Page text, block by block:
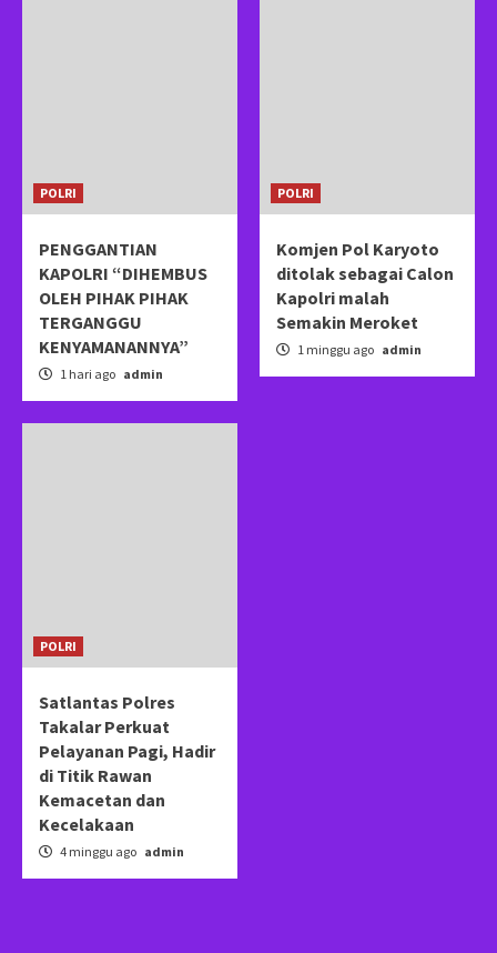
POLRI
PENGGANTIAN
KAPOLRI “DIHEMBUS
OLEH PIHAK PIHAK
TERGANGGU
KENYAMANANNYA”
1 hari ago admin
POLRI
Komjen Pol Karyoto
ditolak sebagai Calon
Kapolri malah
Semakin Meroket
1 minggu ago admin
POLRI
Satlantas Polres
Takalar Perkuat
Pelayanan Pagi, Hadir
di Titik Rawan
Kemacetan dan
Kecelakaan
4 minggu ago admin